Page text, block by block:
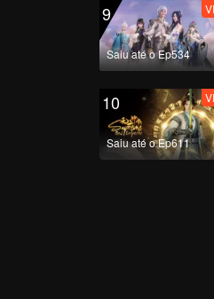
9
Saiu até o Ep534
10
Saiu até o Ep611